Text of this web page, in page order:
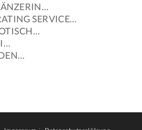
SERVICE…